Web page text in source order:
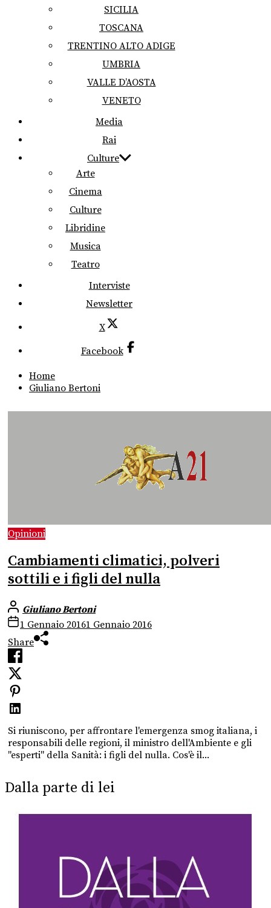
SICILIA
TOSCANA
TRENTINO ALTO ADIGE
UMBRIA
VALLE D’AOSTA
VENETO
Media
Rai
Culture
Arte
Cinema
Culture
Libridine
Musica
Teatro
Interviste
Newsletter
X
Facebook
Home
Giuliano Bertoni
Opinioni
Cambiamenti climatici, polveri
sottili e i figli del nulla
Giuliano Bertoni
1 Gennaio 20161 Gennaio 2016
Share
Si riuniscono, per affrontare l'emergenza smog italiana, i
responsabili delle regioni, il ministro dell'Ambiente e gli
"esperti" della Sanità: i figli del nulla. Cos'è il...
Dalla parte di lei